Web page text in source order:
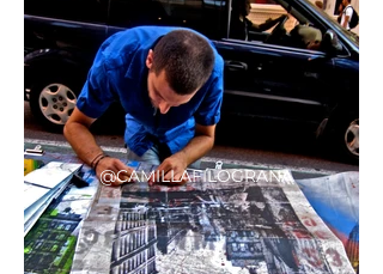
@CAMILLAFILOGRANA